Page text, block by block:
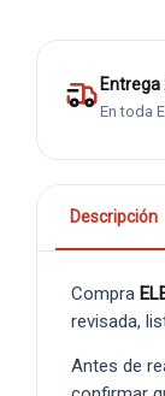
En toda
Descripción
Compra
revisada,
Antes de